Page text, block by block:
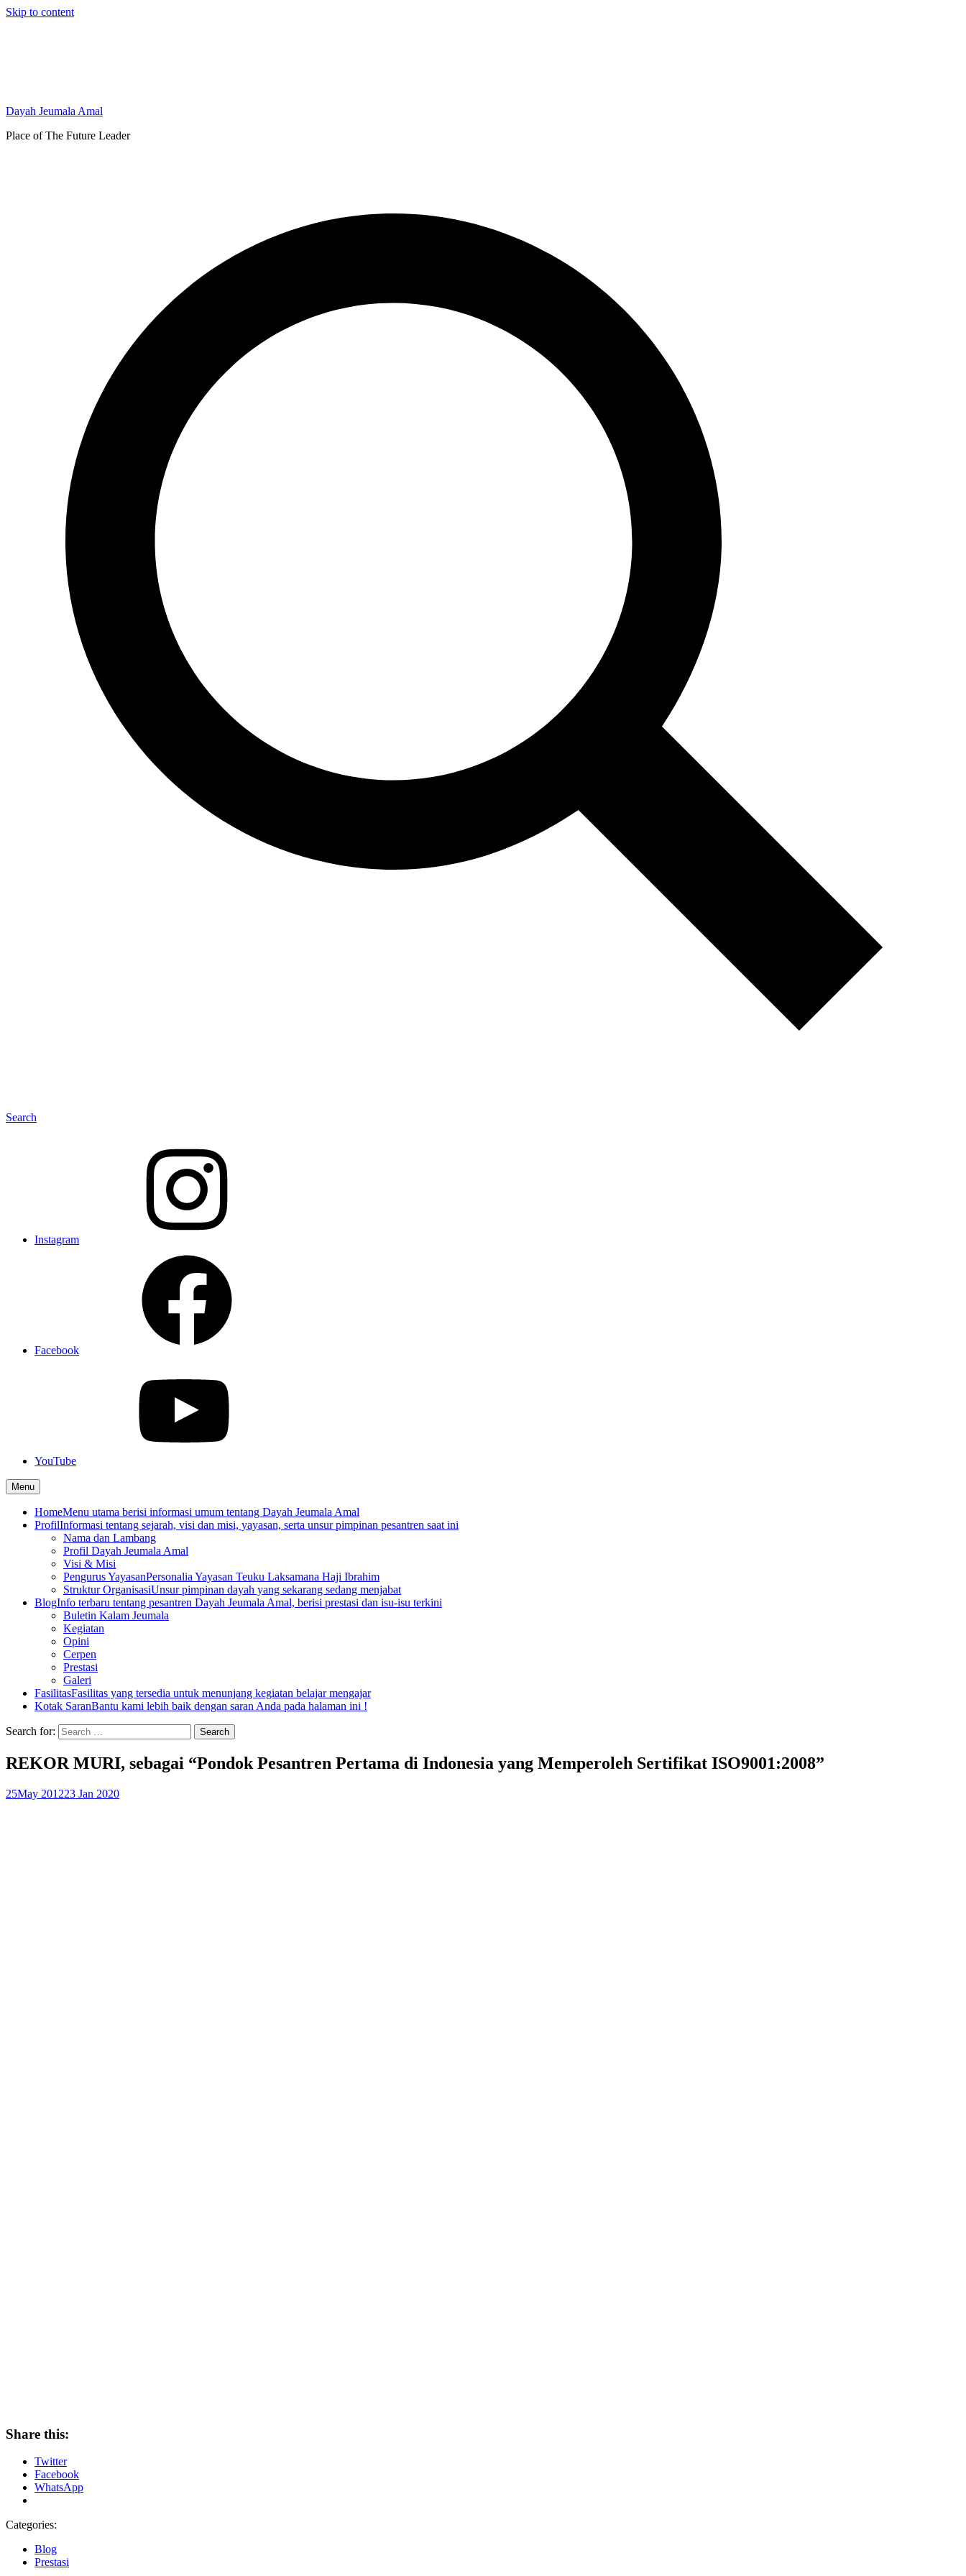
Skip to content
Dayah Jeumala Amal
Place of The Future Leader
Search
Instagram
Facebook
YouTube
Menu
HomeMenu utama berisi informasi umum tentang Dayah Jeumala Amal
ProfilInformasi tentang sejarah, visi dan misi, yayasan, serta unsur pimpinan pesantren saat ini
Nama dan Lambang
Profil Dayah Jeumala Amal
Visi & Misi
Pengurus YayasanPersonalia Yayasan Teuku Laksamana Haji Ibrahim
Struktur OrganisasiUnsur pimpinan dayah yang sekarang sedang menjabat
BlogInfo terbaru tentang pesantren Dayah Jeumala Amal, berisi prestasi dan isu-isu terkini
Buletin Kalam Jeumala
Kegiatan
Opini
Cerpen
Prestasi
Galeri
FasilitasFasilitas yang tersedia untuk menunjang kegiatan belajar mengajar
Kotak SaranBantu kami lebih baik dengan saran Anda pada halaman ini !
Search for:
REKOR MURI, sebagai “Pondok Pesantren Pertama di Indonesia yang Memperoleh Sertifikat ISO9001:2008”
25May 201223 Jan 2020
Share this:
Twitter
Facebook
WhatsApp
Categories:
Blog
Prestasi